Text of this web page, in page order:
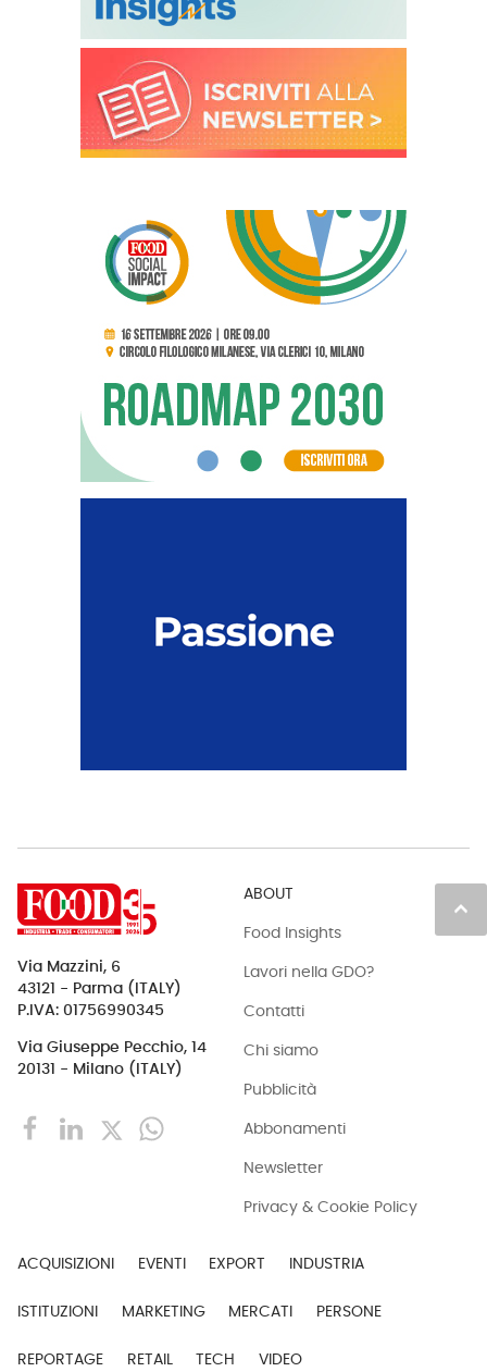
keyboard_arrow_up
Via Mazzini, 6
43121 - Parma (ITALY)
P.IVA: 01756990345
Via Giuseppe Pecchio, 14
20131 - Milano (ITALY)
ABOUT
Food Insights
Lavori nella GDO?
Contatti
Chi siamo
Pubblicità
Abbonamenti
Newsletter
Privacy & Cookie Policy
ACQUISIZIONI EVENTI EXPORT INDUSTRIA
ISTITUZIONI MARKETING MERCATI PERSONE
REPORTAGE RETAIL TECH VIDEO